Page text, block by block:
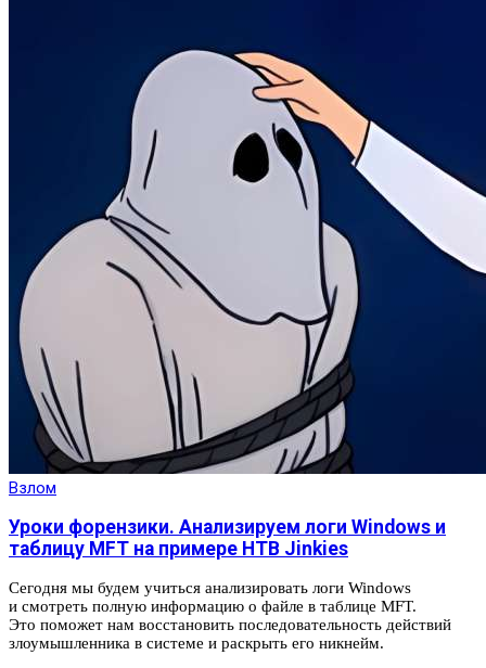
Взлом
Уроки форензики. Анализируем логи Windows и
таблицу MFT на примере HTB Jinkies
Сегодня мы будем учиться анализировать логи Windows
и смотреть полную информацию о файле в таблице MFT.
Это поможет нам восстановить последовательность действий
злоумышленника в системе и раскрыть его никнейм.